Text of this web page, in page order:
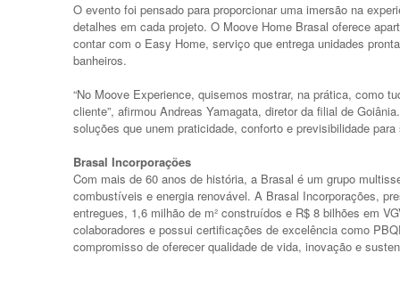
O evento foi pensado para proporcionar uma imersão na
detalhes em cada projeto. O Moove Home Brasal oferece
contar com o Easy Home, serviço que entrega unidades
banheiros.
“No Moove Experience, quisemos mostrar, na prática, como
cliente”, afirmou Andreas Yamagata, diretor da filial de
soluções que unem praticidade, conforto e previsibilidade
Brasal Incorporações
Com mais de 60 anos de história, a Brasal é um grupo
combustíveis e energia renovável. A Brasal Incorporações,
entregues, 1,6 milhão de m² construídos e R$ 8 bilhões em
colaboradores e possui certificações de excelência como
compromisso de oferecer qualidade de vida, inovação e